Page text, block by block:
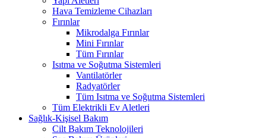
Hava Temizleme Cihazları
Fırınlar
Mikrodalga Fırınlar
Mini Fırınlar
Tüm Fırınlar
Isıtma ve Soğutma Sistemleri
Vantilatörler
Radyatörler
Tüm Isıtma ve Soğutma Sistemleri
Tüm Elektrikli Ev Aletleri
Sağlık-Kişisel Bakım
Cilt Bakım Teknolojileri